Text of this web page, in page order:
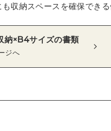
収納スペースを確保できる
納×B4サイズの書類
ジへ